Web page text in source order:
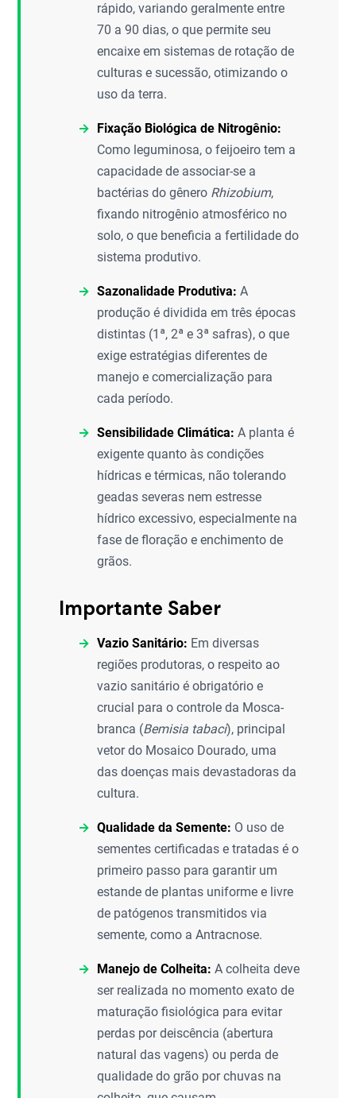
rápido, variando geralmente entre
70 a 90 dias, o que permite seu
encaixe em sistemas de rotação de
culturas e sucessão, otimizando o
uso da terra.
Fixação Biológica de Nitrogênio:
Como leguminosa, o feijoeiro tem a
capacidade de associar-se a
bactérias do gênero Rhizobium,
fixando nitrogênio atmosférico no
solo, o que beneficia a fertilidade do
sistema produtivo.
Sazonalidade Produtiva: A
produção é dividida em três épocas
distintas (1ª, 2ª e 3ª safras), o que
exige estratégias diferentes de
manejo e comercialização para
cada período.
Sensibilidade Climática: A planta é
exigente quanto às condições
hídricas e térmicas, não tolerando
geadas severas nem estresse
hídrico excessivo, especialmente na
fase de floração e enchimento de
grãos.
Importante Saber
Vazio Sanitário: Em diversas
regiões produtoras, o respeito ao
vazio sanitário é obrigatório e
crucial para o controle da Mosca-
branca (Bemisia tabaci), principal
vetor do Mosaico Dourado, uma
das doenças mais devastadoras da
cultura.
Qualidade da Semente: O uso de
sementes certificadas e tratadas é o
primeiro passo para garantir um
estande de plantas uniforme e livre
de patógenos transmitidos via
semente, como a Antracnose.
Manejo de Colheita: A colheita deve
ser realizada no momento exato de
maturação fisiológica para evitar
perdas por deiscência (abertura
natural das vagens) ou perda de
qualidade do grão por chuvas na